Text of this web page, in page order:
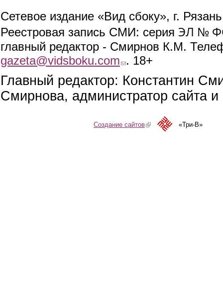
Сетевое издание «Вид сбоку», г.
Реестровая запись СМИ: серия ЭЛ №
главный редактор - Смирнов К.М.
gazeta@vidsboku.com (link sends e-mail)
. 18+
Главный редактор: Константин
Смирнова, администратор сайта
Создание сайтов(link is external)«Три-В»